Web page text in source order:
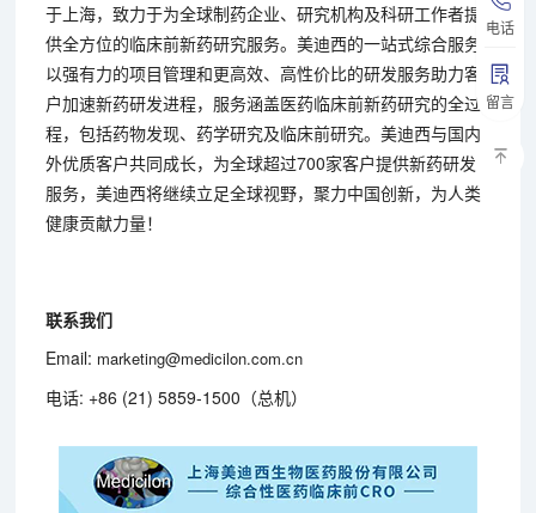
电话
留言
于上海，致力于为全球制药企业、研究机构及科研工作者提
供全方位的临床前新药研究服务。美迪西的一站式综合服务
以强有力的项目管理和更高效、高性价比的研发服务助力客
户加速新药研发进程，服务涵盖医药临床前新药研究的全过
程，包括药物发现、药学研究及临床前研究。美迪西与国内
外优质客户共同成长，为全球超过700家客户提供新药研发
服务，美迪西将继续立足全球视野，聚力中国创新，为人类
健康贡献力量！
联系我们
Email: marketing@medicilon.com.cn
电话: +86 (21) 5859-1500（总机）